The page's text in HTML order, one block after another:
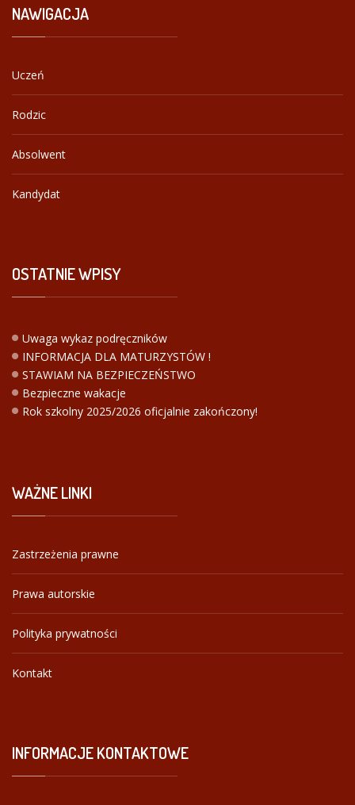
NAWIGACJA
Uczeń
Rodzic
Absolwent
Kandydat
OSTATNIEWPISY
Uwaga wykaz podręczników
INFORMACJA DLA MATURZYSTÓW !
STAWIAM NA BEZPIECZEŃSTWO
Bezpieczne wakacje
Rok szkolny 2025/2026 oficjalnie zakończony!
WAŻNELINKI
Zastrzeżenia prawne
Prawa autorskie
Polityka prywatności
Kontakt
INFORMACJEKONTAKTOWE